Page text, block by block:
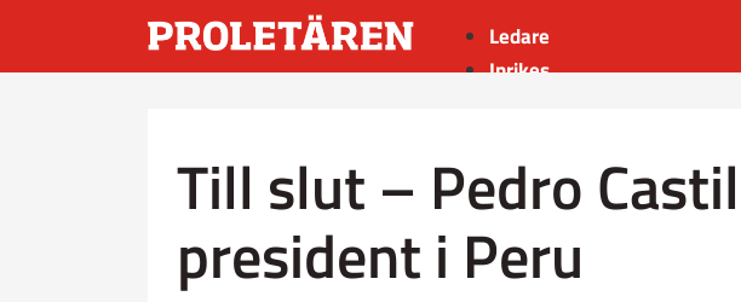
Ledare
Inrikes
Sport
Insänt
Till slut – Pedro
president i Peru